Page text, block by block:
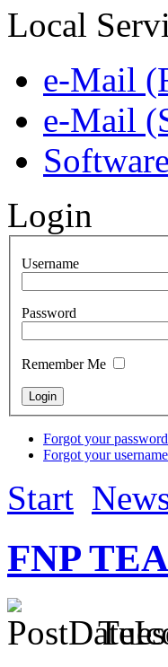
Local
e-Mail
e-Mail
Software
Login
Username
Password
Remember Me
Forgot your
Forgot your
Start
FNP